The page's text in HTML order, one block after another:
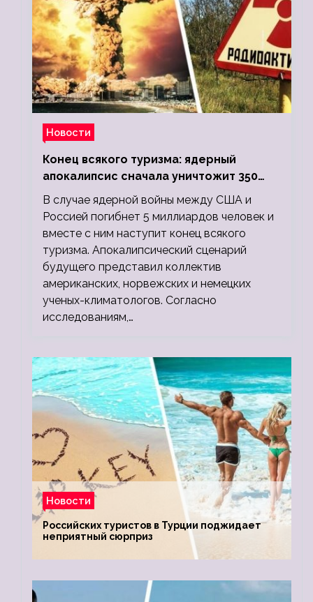
Новости
Конец всякого туризма: ядерный
апокалипсис сначала уничтожит 350
миллионов, а потом 5 миллиардов
людей
В случае ядерной войны между США и
Россией погибнет 5 миллиардов человек и
вместе с ним наступит конец всякого
туризма. Апокалипсический сценарий
будущего представил коллектив
американских, норвежских и немецких
ученых-климатологов. Согласно
исследованиям,…
Новости
Российских туристов в Турции поджидает
неприятный сюрприз